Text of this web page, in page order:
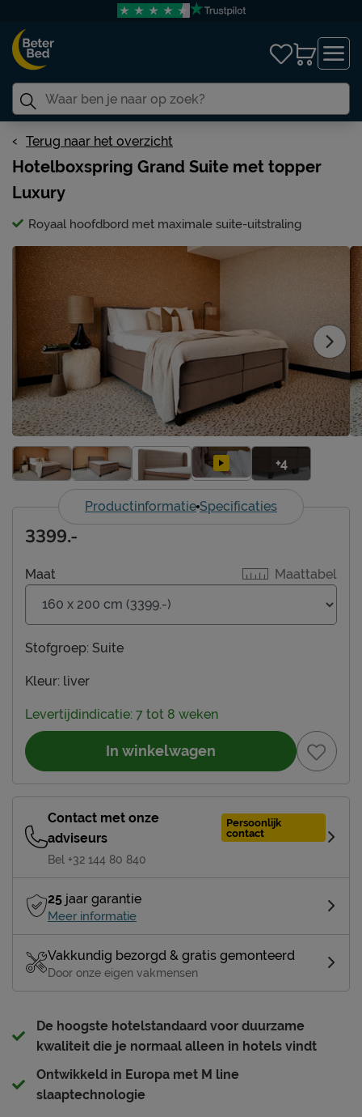
Terug naar het overzicht
Hotelboxspring Grand Suite met topper
Luxury
Royaal hoofdbord met maximale suite-uitstraling
+4
Productinformatie Specificaties
Maattabel
Maat
Stofgroep: Suite
Kleur: liver
3399.-
Levertijdindicatie: 7 tot 8 weken
In winkelwagen
Contact met onze
adviseurs
Persoonlijk
contact
Bel +32 144 80 840
25 jaar garantie
Meer informatie
Vakkundig bezorgd & gratis gemonteerd
Door onze eigen vakmensen
De hoogste hotelstandaard voor duurzame
kwaliteit die je normaal alleen in hotels vindt
Ontwikkeld in Europa met M line
slaaptechnologie